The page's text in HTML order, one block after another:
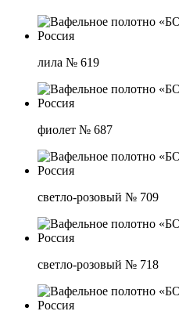
лила № 619
фиолет № 687
светло-розовый № 709
светло-розовый № 718